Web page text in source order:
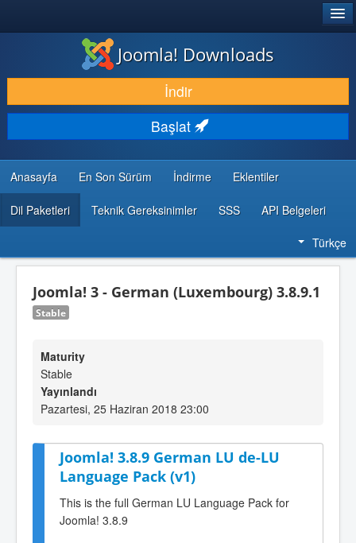
İNDIR & GENIŞLET
KEŞFET & ÖĞREN
TOPLULUK & DESTEK
GELIŞTIRICI KAYNAKLARI
Joomla! Downloads
İndir
Başlat
Anasayfa En Son Sürüm İndirme Eklentiler
Dil Paketleri Teknik Gereksinimler SSS API Belgeleri
Türkçe
Joomla! 3 - German (Luxembourg) 3.8.9.1
Stable
Maturity
Stable
Yayınlandı
Pazartesi, 25 Haziran 2018 23:00
Joomla! 3.8.9 German LU de-LU
Language Pack (v1)
This is the full German LU Language Pack for
Joomla! 3.8.9